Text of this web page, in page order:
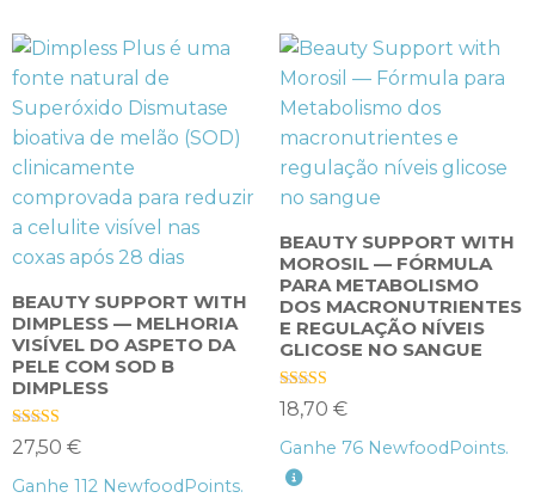
BEAUTY SUPPORT WITH
DIMPLESS — MELHORIA
VISÍVEL DO ASPETO DA
PELE COM SOD B
DIMPLESS
Avaliação
5.00
27,50 €
Ganhe 112 NewfoodPoints.
BEAUTY SUPPORT WITH
MOROSIL — FÓRMULA
PARA METABOLISMO
DOS MACRONUTRIENTES
E REGULAÇÃO NÍVEIS
GLICOSE NO SANGUE
Avaliação
5.00
18,70 €
Ganhe 76 NewfoodPoints.